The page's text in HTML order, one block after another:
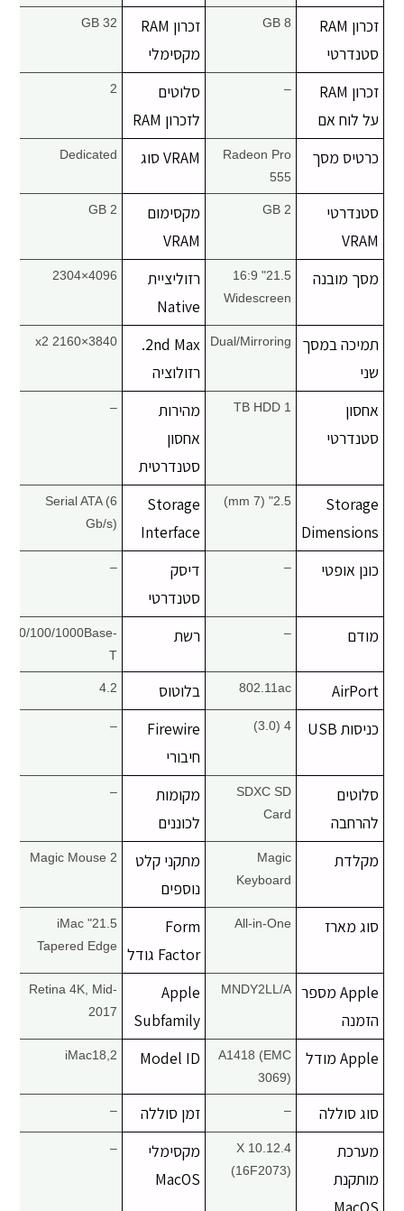
זכרון RAM
סטנדרטי
8 GB
זכרון RAM
מקסימלי
32 GB
זכרון RAM
על לוח אם
–
סלוטים
לזכרון RAM
2
כרטיס מסך
Radeon Pro
555
VRAM סוג Dedicated
סטנדרטי
VRAM
2 GB
מקסימום
VRAM
2 GB
מסך מובנה
21.5" 16:9
Widescreen
רזוליציית
Native
4096×2304
תמיכה במסך
שני
Dual/Mirroring
2nd Max.
רזולוציה
3840×2160 x2
אחסון
סטנדרטי
1 TB HDD
מהירות
אחסון
סטנדרטית
–
Storage
Dimensions
2.5" (7 mm)
Storage
Interface
Serial ATA (6
Gb/s)
כונן אופטי –
דיסק
סטנדרטי
–
מודם – רשת
10/100/1000Base-
T
AirPort
802.11ac בלוטוס 4.2
כניסות USB 4 (3.0)
Firewire
חיבורי
–
סלוטים
להרחבה
SDXC SD
Card
מקומות
לכוננים
–
מקלדת
Magic
Keyboard
מתקני קלט
נוספים
Magic Mouse 2
סוג מארז All-in-One
Form
Factor גודל
21.5" iMac
Tapered Edge
Apple מספר
הזמנה
MNDY2LL/A
Apple
Subfamily
Retina 4K, Mid-
2017
Apple מודל
A1418 (EMC
3069)
Model ID
iMac18,2
סוג סוללה – זמן סוללה –
מערכת
מותקנת
X 10.12.4
(16F2073)
מקסימלי
MacOS
–